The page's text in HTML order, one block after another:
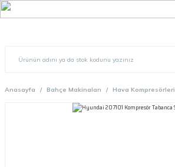
Anasayfa Bahçe Makinaları Hava Kompresörleri